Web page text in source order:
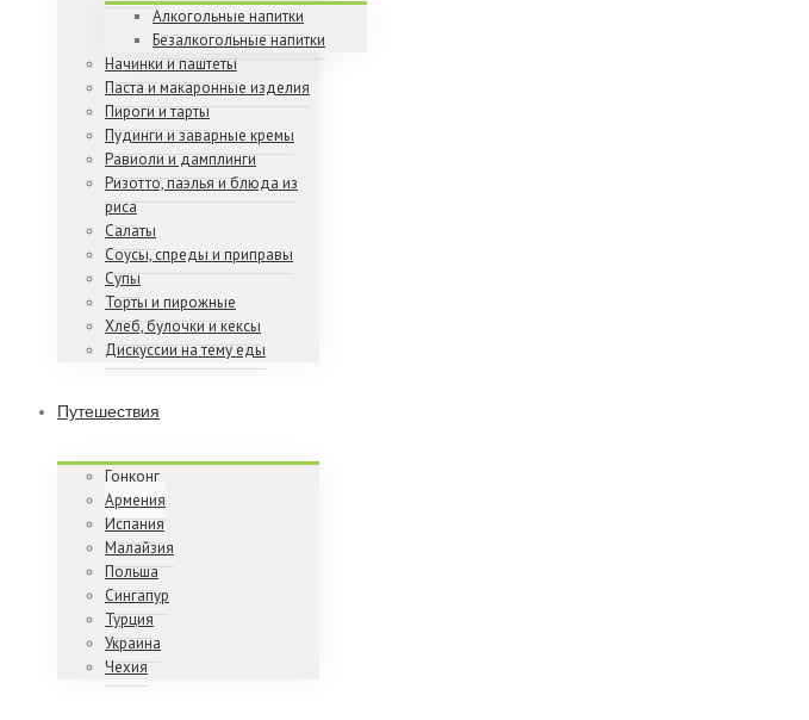
Алкогольные напитки
Безалкогольные напитки
Начинки и паштеты
Паста и макаронные изделия
Пироги и тарты
Пудинги и заварные кремы
Равиоли и дамплинги
Ризотто, паэлья и блюда из
риса
Салаты
Соусы, спреды и приправы
Супы
Торты и пирожные
Хлеб, булочки и кексы
Дискуссии на тему еды
Путешествия
Гонконг
Армения
Испания
Малайзия
Польша
Сингапур
Турция
Украина
Чехия